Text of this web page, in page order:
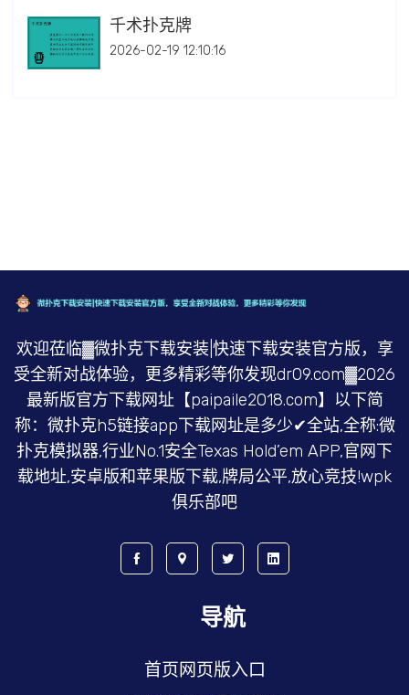
千术扑克牌
2026-02-19 12:10:16
欢迎莅临▓微扑克下载安装|快速下载安装官方版，享
受全新对战体验，更多精彩等你发现dr09.com▓2026
最新版官方下载网址【paipaile2018.com】以下简
称：微扑克h5链接app下载网址是多少✔全站,全称:微
扑克模拟器,行业No.1安全Texas Hold’em APP,官网下
载地址,安卓版和苹果版下载,牌局公平,放心竞技!wpk
俱乐部吧
导航
首页网页版入口